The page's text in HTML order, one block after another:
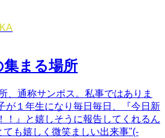
まる場所
、通称サンポス。私事ではありま
が１年生になり毎日毎日、『今日新
！』と嬉しそうに報告してくれるん
も嬉しく微笑ましい出来事"(-